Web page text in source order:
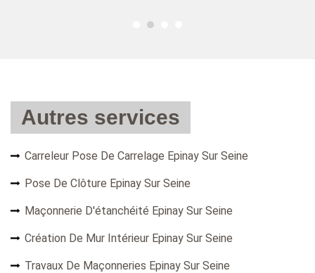
Autres services
Carreleur Pose De Carrelage Epinay Sur Seine
Pose De Clôture Epinay Sur Seine
Maçonnerie D'étanchéité Epinay Sur Seine
Création De Mur Intérieur Epinay Sur Seine
Travaux De Maçonneries Epinay Sur Seine